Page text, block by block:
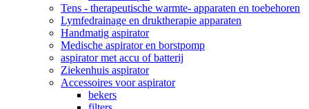
Tens - therapeutische warmte- apparaten en toebehoren
Lymfedrainage en druktherapie apparaten
Handmatig aspirator
Medische aspirator en borstpomp
aspirator met accu of batterij
Ziekenhuis aspirator
Accessoires voor aspirator
bekers